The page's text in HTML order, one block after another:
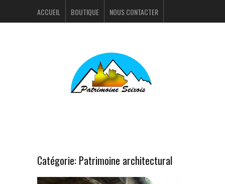
ACCUEIL BOUTIQUE NOUS CONTACTER
Catégorie: Patrimoine architectural